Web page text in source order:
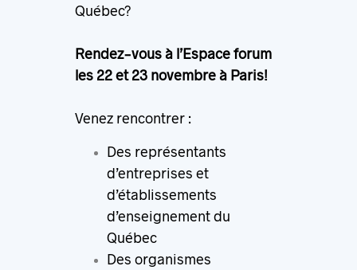
Québec?
Rendez-vous à l’Espace forum
les 22 et 23 novembre à Paris!
Venez rencontrer :
Des représentants
d’entreprises et
d’établissements
d’enseignement du
Québec
Des organismes